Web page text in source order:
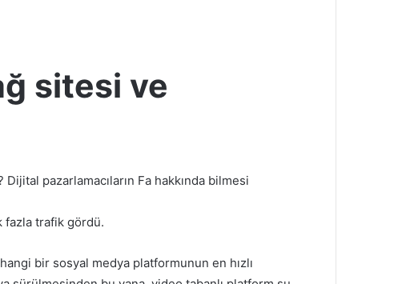
sitesi ve
pazarlamacıların Fa hakkında bilmesi
fazla trafik gördü.
bir sosyal medya platformunun en hızlı